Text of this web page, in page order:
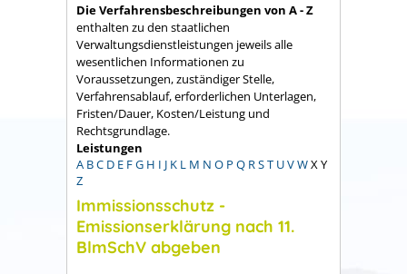
Die Verfahrensbeschreibungen von A - Z
enthalten zu den staatlichen
Verwaltungsdienstleistungen jeweils alle
wesentlichen Informationen zu
Voraussetzungen, zuständiger Stelle,
Verfahrensablauf, erforderlichen Unterlagen,
Fristen/Dauer, Kosten/Leistung und
Rechtsgrundlage.
Leistungen
A BC D E FG H I J K L M N O P Q RST UVWX Y
Z
Immissionsschutz -
Emissionserklärung nach 11.
BlmSchV abgeben